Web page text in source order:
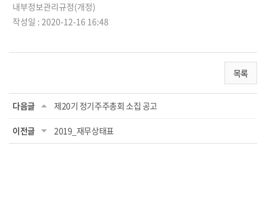
내부정보관리규정(개정)
작성일 : 2020-12-16 16:48
목록
다음글 제20기 정기주주총회 소집 공고
이전글 2019_재무상태표